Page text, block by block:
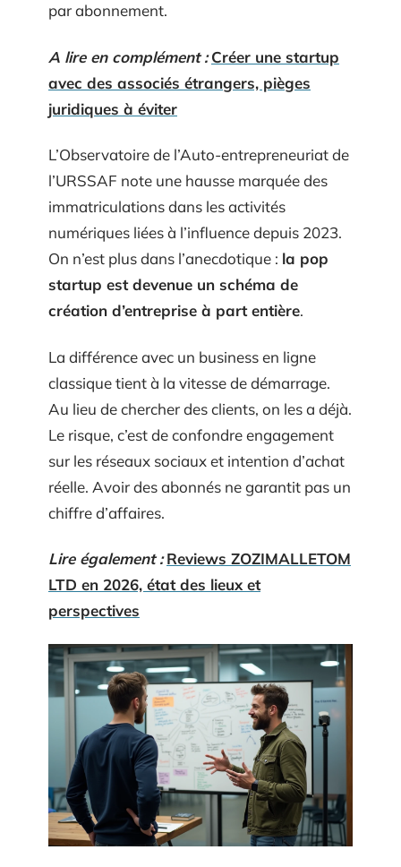
par abonnement.
A lire en complément : Créer une startup
avec des associés étrangers, pièges
juridiques à éviter
L’Observatoire de l’Auto-entrepreneuriat de
l’URSSAF note une hausse marquée des
immatriculations dans les activités
numériques liées à l’influence depuis 2023.
On n’est plus dans l’anecdotique : la pop
startup est devenue un schéma de
création d’entreprise à part entière.
La différence avec un business en ligne
classique tient à la vitesse de démarrage.
Au lieu de chercher des clients, on les a déjà.
Le risque, c’est de confondre engagement
sur les réseaux sociaux et intention d’achat
réelle. Avoir des abonnés ne garantit pas un
chiffre d’affaires.
Lire également : Reviews ZOZIMALLETOM
LTD en 2026, état des lieux et
perspectives